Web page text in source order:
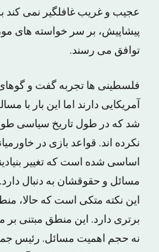
عجیب و غریب غافلگیر نمی کند
پیشاپیش، بر سر خواسته های
توافق می رسند.
فلسطینی ها تجربه گفت و گوهای
آمریکایی دارند اما این بار با
شد که در طول تاریخ سیاسی
نکرده اند. قواعد بازی در
اساسی شده است که تغییر
مسائل و حقوقشان به دنبال دارد.
این نکته متکی است که حالا،
برتری دارد. این منطق مبتنی
نه حجم اهمیت مسائل. رئیس